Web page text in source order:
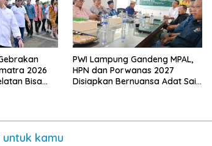
2026
Bisa
PWI Lampung Gandeng MPAL,
HPN dan Porwanas 2027
Disiapkan Bernuansa Adat Sai
kamu